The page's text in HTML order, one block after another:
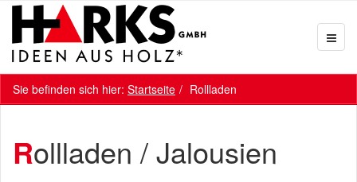
Sie befinden sich hier: Startseite Rollladen
Rollladen / Jalousien